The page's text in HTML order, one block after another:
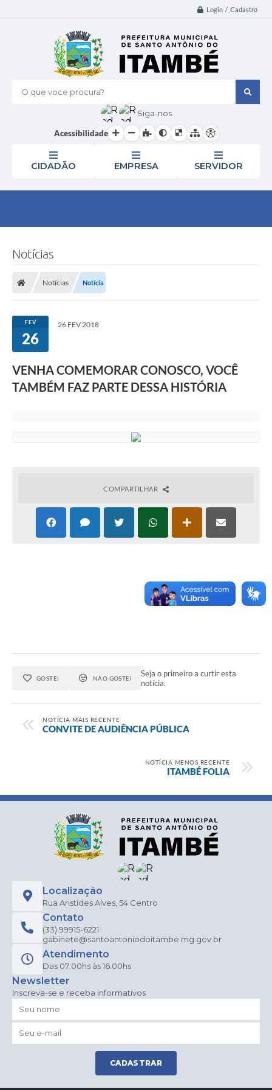
Login / Cadastro
O que voce procura?
Siga-nos
Acessibilidade
CIDADÃO EMPRESA SERVIDOR
Notícias
Notícias Notícia
FEV
26
26 FEV 2018
VENHA COMEMORAR CONOSCO, VOCÊ
TAMBÉM FAZ PARTE DESSA HISTÓRIA
COMPARTILHAR
GOSTEI NÃO GOSTEI
Seja o primeiro a curtir esta
notícia.
NOTÍCIA MAIS RECENTE
CONVITE DE AUDIÊNCIA PÚBLICA
NOTÍCIA MENOS RECENTE
ITAMBÉ FOLIA
Localização
Rua Aristídes Alves, 54 Centro
Contato
(33) 99915-6221
gabinete@santoantoniodoitambe.mg.gov.br
Atendimento
Das 07:00hs às 16:00hs
Newsletter
Inscreva-se e receba informativos
CADASTRAR